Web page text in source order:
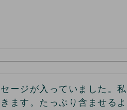
セージが入っていました。
きます。たっぷり含ませる